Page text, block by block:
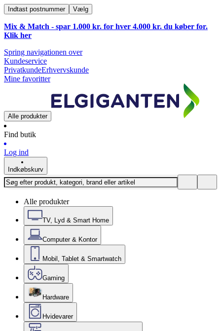
Indtast postnummer Vælg
Mix & Match - spar 1.000 kr. for hver 4.000 kr. du køber for.
Klik her
Spring navigationen over
Kundeservice
PrivatkundeErhvervskunde
Mine favoritter
Alle produkter
Find butik
Log ind
Indkøbskurv
Alle produkter
TV, Lyd & Smart Home
Computer & Kontor
Mobil, Tablet & Smartwatch
Gaming
Hardware
Hvidevarer